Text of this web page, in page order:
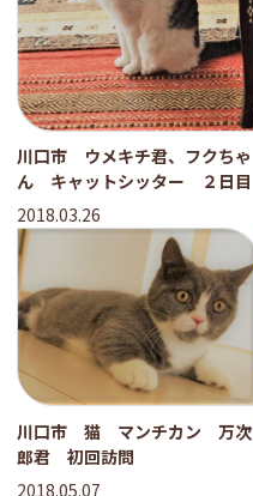
川口市 ウメキチ君、フクちゃ
ん キャットシッター ２日目
2018.03.26
川口市 猫 マンチカン 万次
郎君 初回訪問
2018.05.07